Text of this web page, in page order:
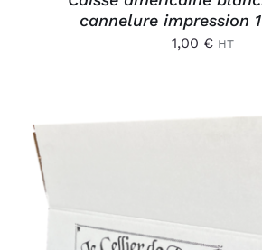
cannelure impression
1,00 € HT
AJOUTER AU PANIER